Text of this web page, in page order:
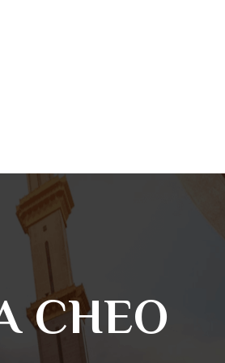
CHEO